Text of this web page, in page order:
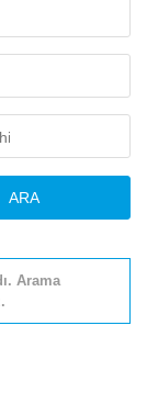
ARA
Arama